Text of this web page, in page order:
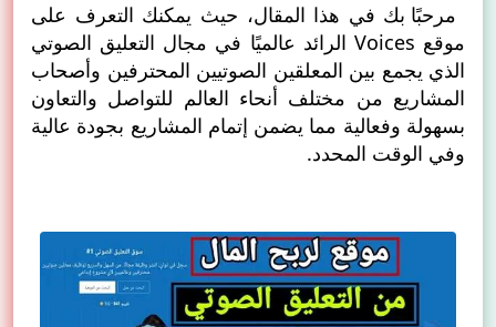
مرحبًا بك في هذا المقال، حيث يمكنك التعرف على
موقع Voices الرائد عالميًا في مجال التعليق الصوتي
الذي يجمع بين المعلقين الصوتيين المحترفين وأصحاب
المشاريع من مختلف أنحاء العالم للتواصل والتعاون
بسهولة وفعالية مما يضمن إتمام المشاريع بجودة عالية
وفي الوقت المحدد.